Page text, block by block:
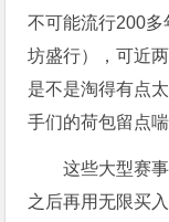
不可能流行200
坊盛行），可近
是不是淘得有点
手们的荷包留点
这些大型赛
之后再用无限买